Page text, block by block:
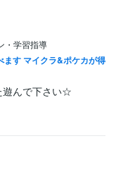
・学習指導
ます マイクラ&ポケカが得
遊んで下さい☆